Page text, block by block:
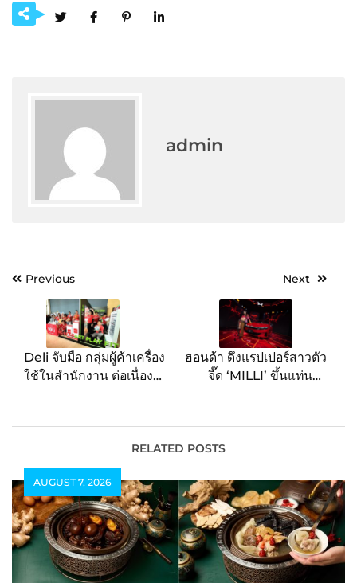
admin
PostPrevious
Deli จับมือ กลุ่มผู้ค้าเครื่อง
ใช้ในสำนักงาน ต่อเนื่อง
แนวคิด “Work Smart,
Play Fit” พร้อมเปิดตัว
Agnite
Next
ฮอนด้า ดึงแรปเปอร์สาวตัว
จี๊ด ‘MILLI’ ขึ้นแท่นพรี
QUAKE’ พร้อมพลิกโฉมอัป
ลุคสปอร์ตเร้าใจ ให้ ‘สั่นทุก
RELATED POSTS
AUGUST 7, 2026